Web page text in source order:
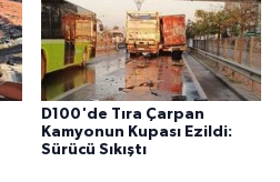
D100'de Tıra Çarpan
Kamyonun Kupası Ezildi:
Sürücü Sıkıştı